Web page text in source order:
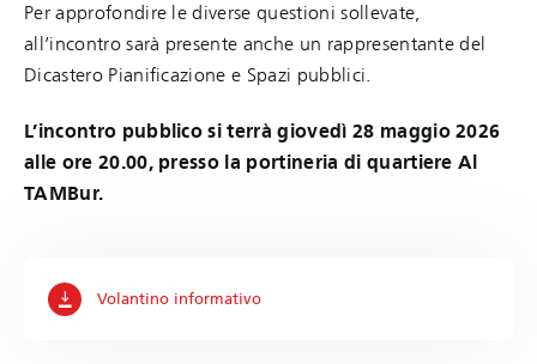
Per approfondire le diverse questioni sollevate,
all’incontro sarà presente anche un rappresentante del
Dicastero Pianificazione e Spazi pubblici.
L’incontro pubblico si terrà giovedì 28 maggio 2026
alle ore 20.00, presso la portineria di quartiere Al
TAMBur.
Volantino informativo